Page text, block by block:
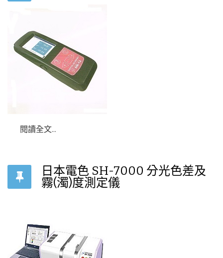
閱讀全文...
日本電色 SH-7000 分光色差及
霧(濁)度測定儀